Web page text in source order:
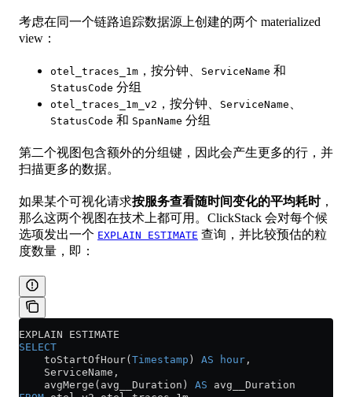
考虑在同一个链路追踪数据源上创建的两个 materialized
view：
otel_traces_1m ，按分钟、 ServiceName 和
StatusCode 分组
otel_traces_1m_v2 ，按分钟、 ServiceName
StatusCode 和 SpanName 分组
第二个视图包含额外的分组键，因此会产生更多的行，并
扫描更多的数据。
如果某个可视化请求按服务查看随时间变化的平均耗时，
那么这两个视图在技术上都可用。ClickStack 会对每个候
选项发出一个 EXPLAIN ESTIMATE 查询，并比较预估的粒
度数量，即：
EXPLAIN ESTIMATE
SELECT
    toStartOfHour(
Timestamp ) AS hour ,
    ServiceName,
    avgMerge(avg__Duration)
AS avg__Duration